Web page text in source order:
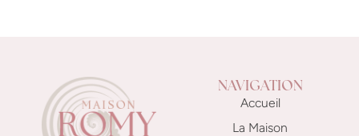
NAVIGATION
Accueil
La Maison